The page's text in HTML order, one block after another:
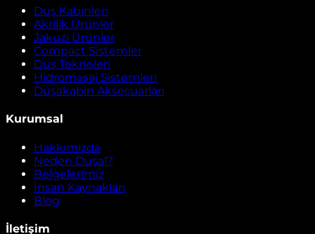
Duş Kabinleri
Akrilik Ürünler
Jakuzi Ürünler
Compact Sistemler
Duş Tekneleri
Hidromasaj Sistemleri
Duşakabin Aksesuarları
Kurumsal
Hakkımızda
Neden Duşal?
Belgelerimiz
İnsan Kaynakları
Blog
İletişim